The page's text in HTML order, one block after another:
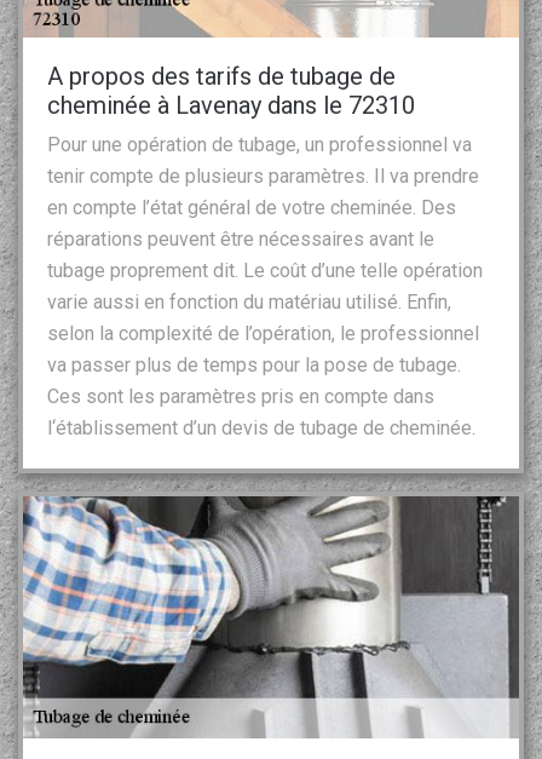
A propos des tarifs de tubage de
cheminée à Lavenay dans le 72310
Pour une opération de tubage, un professionnel va
tenir compte de plusieurs paramètres. Il va prendre
en compte l’état général de votre cheminée. Des
réparations peuvent être nécessaires avant le
tubage proprement dit. Le coût d’une telle opération
varie aussi en fonction du matériau utilisé. Enfin,
selon la complexité de l’opération, le professionnel
va passer plus de temps pour la pose de tubage.
Ces sont les paramètres pris en compte dans
l‘établissement d’un devis de tubage de cheminée.